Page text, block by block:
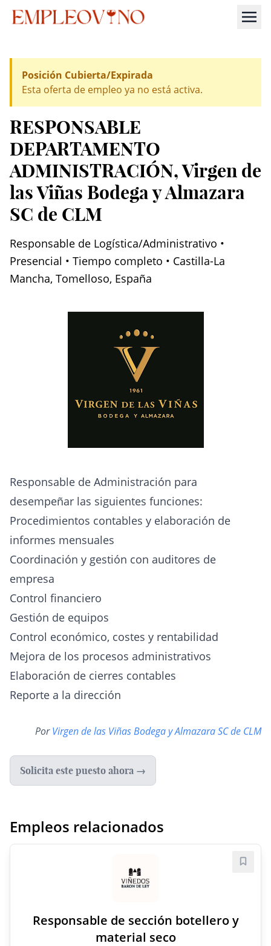
Posición Cubierta/Expirada
Esta oferta de empleo ya no está activa.
RESPONSABLE
DEPARTAMENTO
ADMINISTRACIÓN, Virgen de
las Viñas Bodega y Almazara
SC de CLM
Responsable de Logística/Administrativo •
Presencial • Tiempo completo • Castilla-La
Mancha, Tomelloso, España
Responsable de Administración para
desempeñar las siguientes funciones:
Procedimientos contables y elaboración de
informes mensuales
Coordinación y gestión con auditores de
empresa
Control financiero
Gestión de equipos
Control económico, costes y rentabilidad
Mejora de los procesos administrativos
Elaboración de cierres contables
Reporte a la dirección
PorVirgen de las Viñas Bodega y Almazara SC de CLM
Solicita este puesto ahora →
Empleos relacionados
Responsable de sección botellero y
material seco